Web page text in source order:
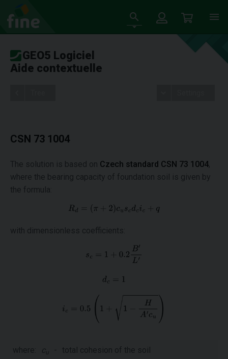
GEO5 Logiciel
Aide contextuelle
CSN 73 1004
The solution is based on Czech standard CSN 73 1004,
where the bearing capacity of foundation soil is given by
the formula:
with dimensionless coefficients:
where: c u - total cohesion of the soil